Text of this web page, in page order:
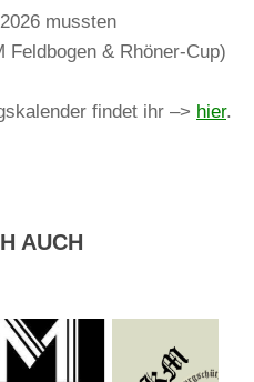
mussten
Feldbogen & Rhöner-Cup)
findet ihr –> hier.
AUCH